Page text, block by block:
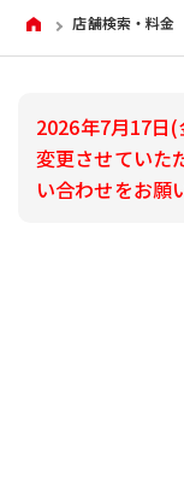
HOME店舗検索・料金
2026年7月17日
変更させていた
い合わせをお願